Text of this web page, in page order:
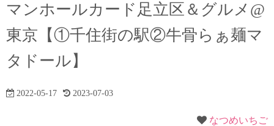
マンホールカード足立区＆グルメ@
東京【①千住街の駅②牛骨らぁ麺マ
タドール】
2022-05-17 2023-07-03
なつめいちご